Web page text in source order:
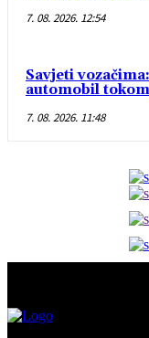
7. 08. 2026. 12:54
Savjeti
automobil
7. 08. 2026. 11:48